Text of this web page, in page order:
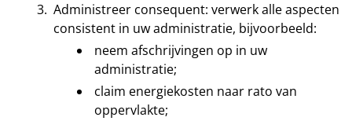
Administreer consequent: verwerk alle aspecten
consistent in uw administratie, bijvoorbeeld:
neem afschrijvingen op in uw
administratie;
claim energiekosten naar rato van
oppervlakte;